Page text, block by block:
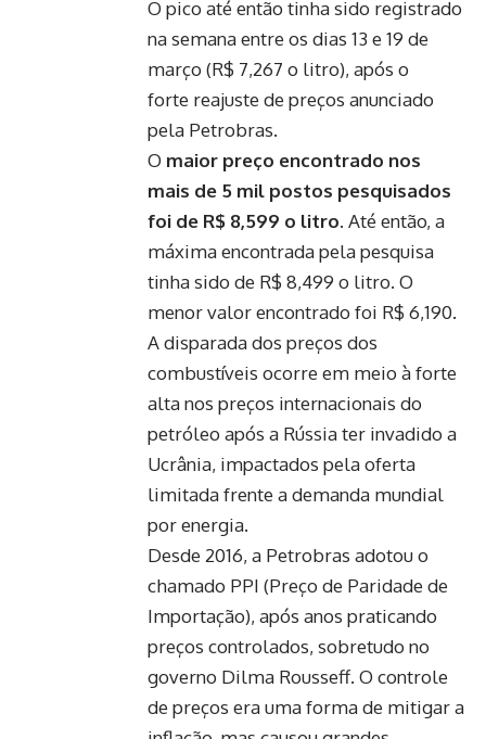
O pico até então tinha sido registrado
na semana entre os dias 13 e 19 de
março (R$ 7,267 o litro), após o
forte reajuste de preços anunciado
pela Petrobras.
O maior preço encontrado nos
mais de 5 mil postos pesquisados
foi de R$ 8,599 o litro. Até então, a
máxima encontrada pela pesquisa
tinha sido de R$ 8,499 o litro. O
menor valor encontrado foi R$ 6,190.
A disparada dos preços dos
combustíveis ocorre em meio à forte
alta nos preços internacionais do
petróleo após a Rússia ter invadido a
Ucrânia, impactados pela oferta
limitada frente a demanda mundial
por energia.
Desde 2016, a Petrobras adotou o
chamado PPI (Preço de Paridade de
Importação), após anos praticando
preços controlados, sobretudo no
governo Dilma Rousseff. O controle
de preços era uma forma de mitigar a